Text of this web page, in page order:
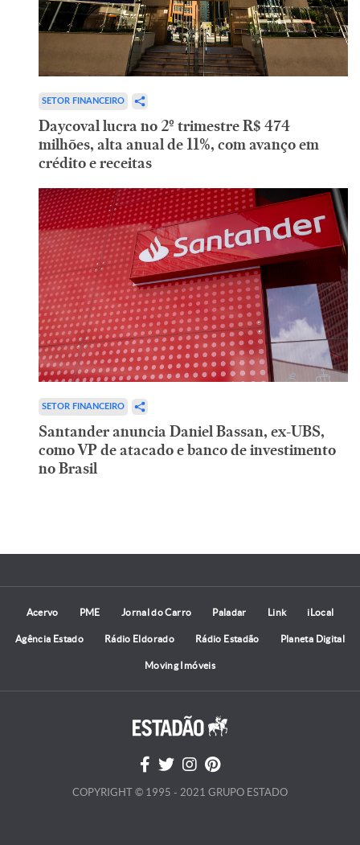
SETOR FINANCEIRO
Daycoval lucra no 2º trimestre R$ 474
milhões, alta anual de 11%, com avanço em
crédito e receitas
SETOR FINANCEIRO
Santander anuncia Daniel Bassan, ex-UBS,
como VP de atacado e banco de investimento
no Brasil
Acervo PME Jornal do Carro Paladar Link iLocal
Agência Estado Rádio Eldorado Rádio Estadão Planeta Digital
Moving Imóveis
COPYRIGHT © 1995 - 2021 GRUPO ESTADO